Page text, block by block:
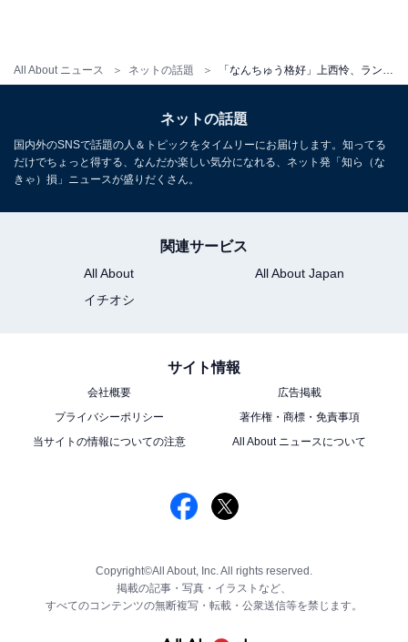
All About ニュース ネットの話題
ネットの話題
国内外のSNSで話題の人＆トピックをタイムリーにお届けします。知ってる
だけでちょっと得する、なんだか楽しい気分になれる、ネット発「知ら（な
きゃ）損」ニュースが盛りだくさん。
関連サービス
All About
All About Japan
イチオシ
サイト情報
会社概要
広告掲載
プライバシーポリシー
著作権・商標・免責事項
当サイトの情報についての注意
All About ニュースについて
Copyright©All About, Inc. All rights reserved.
掲載の記事・写真・イラストなど、
すべてのコンテンツの無断複写・転載・公衆送信等を禁じます。